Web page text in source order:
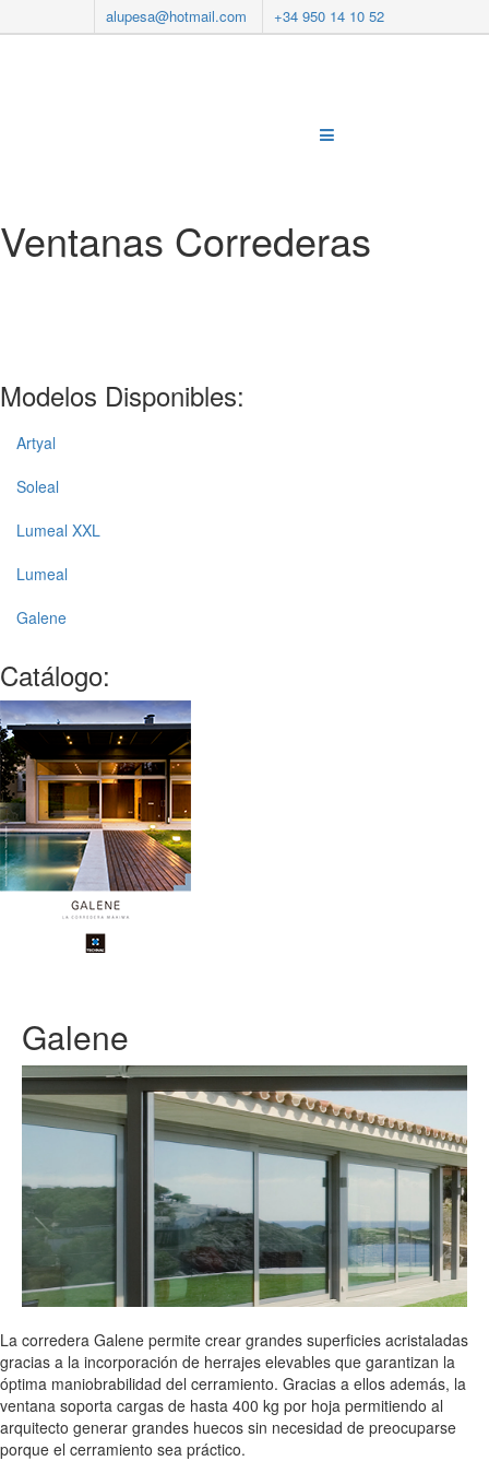
alupesa@hotmail.com +34 950 14 10 52
Ventanas Correderas
Modelos Disponibles:
Artyal
Soleal
Lumeal XXL
Lumeal
Galene
Catálogo:
Galene
La corredera Galene permite crear grandes superficies acristaladas
gracias a la incorporación de herrajes elevables que garantizan la
óptima maniobrabilidad del cerramiento. Gracias a ellos además, la
ventana soporta cargas de hasta 400 kg por hoja permitiendo al
arquitecto generar grandes huecos sin necesidad de preocuparse
porque el cerramiento sea práctico.